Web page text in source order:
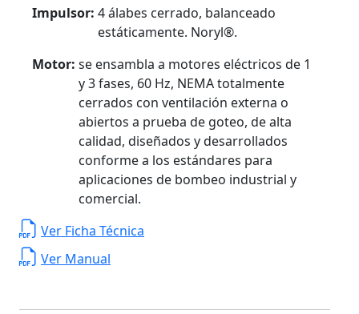
Impulsor: 4 álabes cerrado, balanceado
estáticamente. Noryl®.
Motor: se ensambla a motores eléctricos de 1
y 3 fases, 60 Hz, NEMA totalmente
cerrados con ventilación externa o
abiertos a prueba de goteo, de alta
calidad, diseñados y desarrollados
conforme a los estándares para
aplicaciones de bombeo industrial y
comercial.
Ver Ficha Técnica
Ver Manual